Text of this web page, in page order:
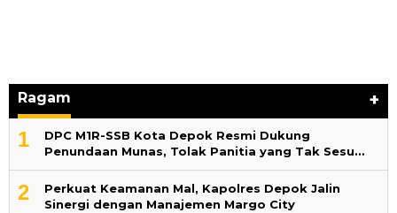
Ragam +
1
DPC M1R-SSB Kota Depok Resmi Dukung
Penundaan Munas, Tolak Panitia yang Tak Sesu…
2
Perkuat Keamanan Mal, Kapolres Depok Jalin
Sinergi dengan Manajemen Margo City